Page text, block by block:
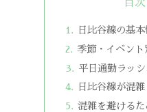
目次
日比谷線の基
季節・イベン
平日通勤ラッ
日比谷線が混
混雑を避ける